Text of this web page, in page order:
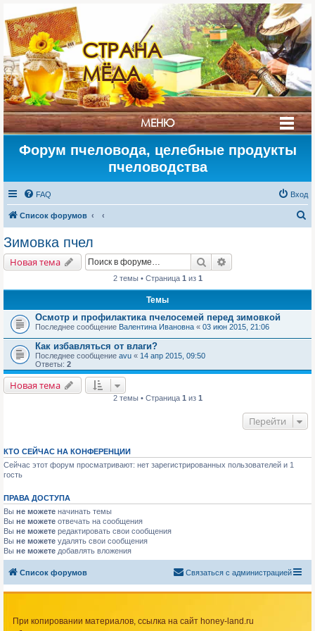
СТРАНА
МЁДА
МЕНЮ
Форум пчеловода, целебные продукты
пчеловодства
FAQ Вход
Список форумов
Зимовка пчел
Новая тема Поиск
2 темы • Страница 1 из 1
Темы
Осмотр и профилактика пчелосемей перед зимовкой
Последнее сообщение Валентина Ивановна « 03 июн 2015, 21:06
Как избавляться от влаги?
Последнее сообщение avu « 14 апр 2015, 09:50
Ответы: 2
Новая тема
2 темы • Страница 1 из 1
Перейти
КТО СЕЙЧАС НА КОНФЕРЕНЦИИ
Сейчас этот форум просматривают: нет зарегистрированных пользователей и 1
гость
ПРАВА ДОСТУПА
Вы не можете начинать темы
Вы не можете отвечать на сообщения
Вы не можете редактировать свои сообщения
Вы не можете удалять свои сообщения
Вы не можете добавлять вложения
Список форумов Связаться с администрацией
При копировании материалов, ссылка на сайт honey-land.ru